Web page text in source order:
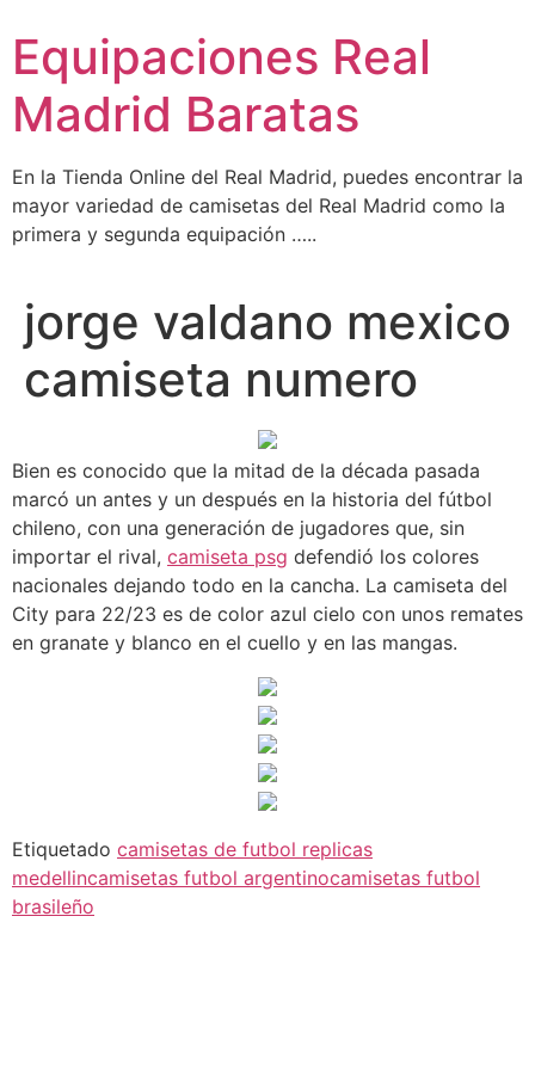
contenido
Equipaciones Real
Madrid Baratas
En la Tienda Online del Real Madrid, puedes encontrar la
mayor variedad de camisetas del Real Madrid como la
primera y segunda equipación …..
jorge valdano mexico
camiseta numero
Bien es conocido que la mitad de la década pasada
marcó un antes y un después en la historia del fútbol
chileno, con una generación de jugadores que, sin
importar el rival, camiseta psg defendió los colores
nacionales dejando todo en la cancha. La camiseta del
City para 22/23 es de color azul cielo con unos remates
en granate y blanco en el cuello y en las mangas.
Etiquetado camisetas de futbol replicas
medellincamisetas futbol argentinocamisetas futbol
brasileño